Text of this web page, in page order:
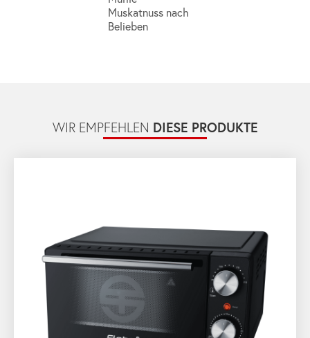
Muskatnuss nach
Belieben
WIR EMPFEHLEN DIESE PRODUKTE